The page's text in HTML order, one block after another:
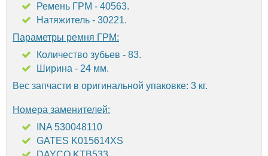
Ремень ГРМ - 40563.
Натяжитель - 30221.
Параметры ремня ГРМ:
Количество зубьев - 83.
Ширина - 24 мм.
Вес запчасти в оригинальной упаковке: 3 кг.
Номера заменителей:
INA 530048110
GATES K015614XS